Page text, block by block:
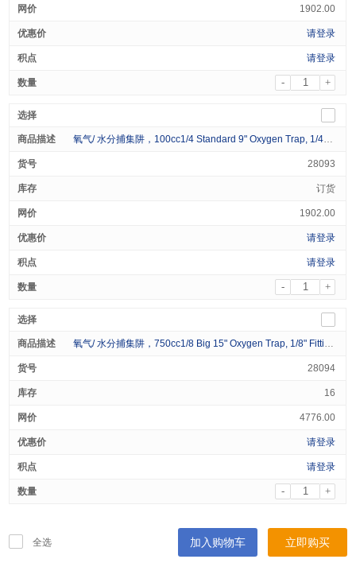
1902.00
请登录
请登录
- +
氧气/ 水分捕集阱，100cc1/4 Standard 9" Oxygen Trap, 1/4" Fittings
28093
订货
1902.00
请登录
请登录
- +
氧气/ 水分捕集阱，750cc1/8 Big 15" Oxygen Trap, 1/8" Fittings
28094
16
4776.00
请登录
请登录
- +
全选 加入购物车 立即购买